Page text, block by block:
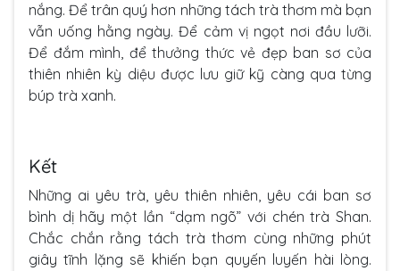
nắng. Để trân quý hơn những tách trà thơm mà bạn
vẫn uống hằng ngày. Để cảm vị ngọt nơi đầu lưỡi.
Để đắm mình, để thưởng thức vẻ đẹp ban sơ của
thiên nhiên kỳ diệu được lưu giữ kỹ càng qua từng
búp trà xanh.
Kết
Những ai yêu trà, yêu thiên nhiên, yêu cái ban sơ
bình dị hãy một lần “dạm ngõ” với chén trà Shan.
Chắc chắn rằng tách trà thơm cùng những phút
giây tĩnh lặng sẽ khiến bạn quyến luyến hài lòng.